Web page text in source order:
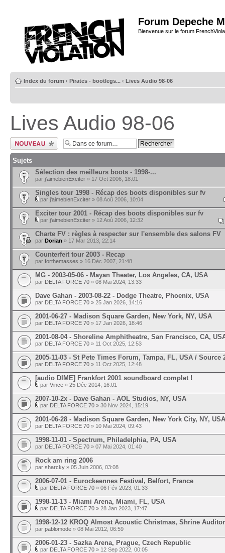
Forum Depeche
Bienvenue sur le forum
Index du forum ‹ Pirates - bootlegs... ‹ Lives Audio 98-06
Lives Audio 98-06
Ecrire un nouveau
sujet
Sujets
Sélection des meilleurs boots - 1998-...
par j'aimebienExciter » 17 Oct 2006, 18:01
Singles tour 1998 - Récap des boots disponibles sur fv
par j'aimebienExciter » 08 Aoû 2006, 10:04
Exciter tour 2001 - Récap des boots disponibles sur fv
par j'aimebienExciter » 12 Aoû 2006, 12:32
Charte FV : règles à respecter sur l'ensemble des salons FV
par Dorian » 17 Mar 2013, 22:14
Counterfeit tour 2003 - Recap
par forthemasses » 16 Déc 2007, 21:48
MG - 2003-05-06 - Mayan Theater, Los Angeles, CA, USA
par DELTA FORCE 70 » 08 Mai 2024, 13:33
Dave Gahan - 2003-08-22 - Dodge Theatre, Phoenix, USA
par DELTA FORCE 70 » 25 Jan 2026, 14:16
2001-06-27 - Madison Square Garden, New York, NY, USA
par DELTA FORCE 70 » 17 Jan 2026, 18:46
2001-08-04 - Shoreline Amphitheatre, San Francisco, CA,
par DELTA FORCE 70 » 11 Oct 2025, 12:53
2005-11-03 - St Pete Times Forum, Tampa, FL, USA / Source
par DELTA FORCE 70 » 11 Oct 2025, 12:48
[audio DIME] Frankfort 2001 soundboard complet !
par Vince » 25 Déc 2014, 16:01
2007-10-2x - Dave Gahan - AOL Studios, NY, USA
par DELTA FORCE 70 » 30 Nov 2024, 15:19
2001-06-28 - Madison Square Garden, New York City, NY, USA
par DELTA FORCE 70 » 10 Mai 2024, 09:43
1998-11-01 - Spectrum, Philadelphia, PA, USA
par DELTA FORCE 70 » 07 Mai 2024, 01:40
Rock am ring 2006
par sharcky » 05 Juin 2006, 03:08
2006-07-01 - Eurockeennes Festival, Belfort, France
par DELTA FORCE 70 » 06 Fév 2023, 01:33
1998-11-13 - Miami Arena, Miami, FL, USA
par DELTA FORCE 70 » 28 Jan 2023, 17:47
1998-12-12 KROQ Almost Acoustic Christmas, Shrine
par pablomode » 08 Mai 2012, 06:59
2006-01-23 - Sazka Arena, Prague, Czech Republic
par DELTA FORCE 70 » 12 Sep 2022, 00:05